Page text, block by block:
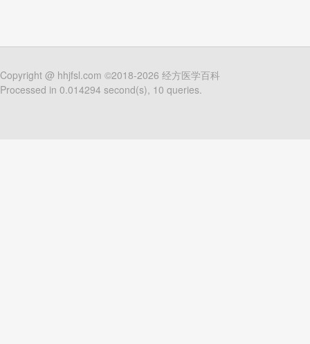
Copyright @ hhjfsl.com ©2018-2026 经方医学百科
Processed in 0.014294 second(s), 10 queries.